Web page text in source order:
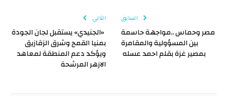
السابق
مصر وحماس ..مواجهة حاسمة
بين المسؤولية والمقامرة
بمصير غزة بقلم احمد عسله
التالي
«الجنيدي» يستقبل لجان الجودة
بمنيا القمح وشرق الزقازيق
ويؤكد دعم المنطقة لمعاهد
الازهر المرشحة